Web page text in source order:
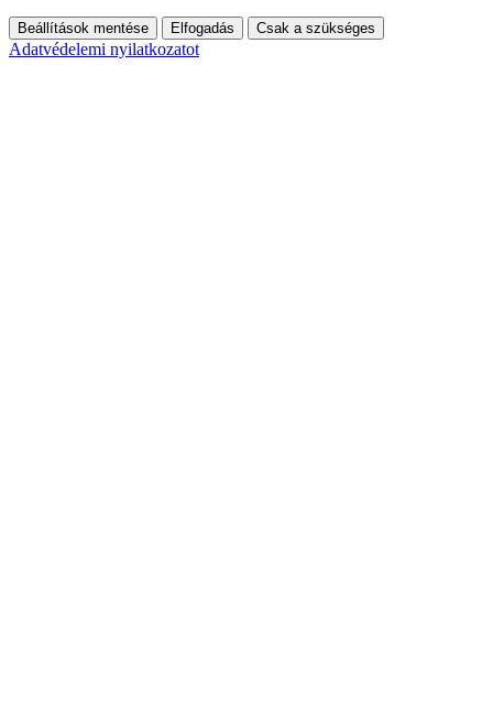
Beállítások mentése Elfogadás Csak a szükséges
Adatvédelemi nyilatkozatot